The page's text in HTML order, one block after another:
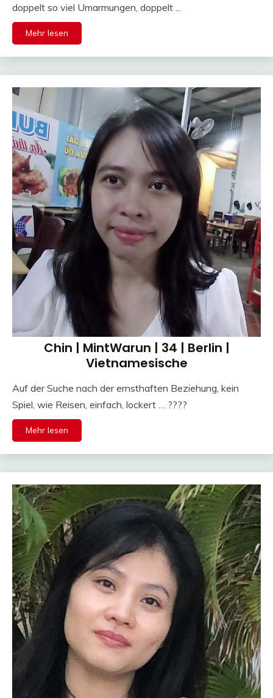
doppelt so viel Umarmungen, doppelt ...
Mehr lesen
Chin | MintWarun | 34 | Berlin |
Vietnamesische
Auf der Suche nach der ernsthaften Beziehung, kein
Spiel, wie Reisen, einfach, lockert … ????
Mehr lesen